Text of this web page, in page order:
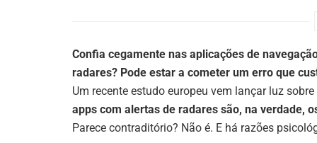
Confia cegamente nas aplicações de
radares? Pode estar a cometer um erro que
Um recente estudo europeu vem lançar luz
apps com alertas de radares são, na verdade,
Parece contraditório? Não é. E há razões